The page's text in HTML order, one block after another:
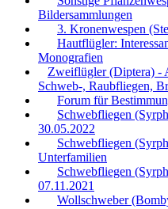
Bildersammlungen
3. Kronenwespen
Hautflügler:
Monografien
Zweiflügler (Diptera) -
Schweb-, Raubfliegen,
Forum für
Schwebfliegen
30.05.2022
Schwebfliegen
Unterfamilien
Schwebfliegen
07.11.2021
Wollschweber